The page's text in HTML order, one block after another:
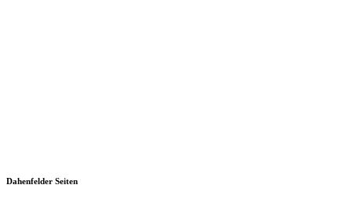
Dahenfelder Seiten